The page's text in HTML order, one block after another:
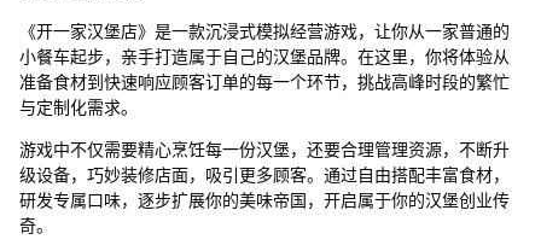
《开一家汉堡店》是一款沉浸式模拟经营游戏，让你从一家普通的
小餐车起步，亲手打造属于自己的汉堡品牌。在这里，你将体验从
准备食材到快速响应顾客订单的每一个环节，挑战高峰时段的繁忙
与定制化需求。
游戏中不仅需要精心烹饪每一份汉堡，还要合理管理资源，不断升
级设备，巧妙装修店面，吸引更多顾客。通过自由搭配丰富食材，
研发专属口味，逐步扩展你的美味帝国，开启属于你的汉堡创业传
奇。